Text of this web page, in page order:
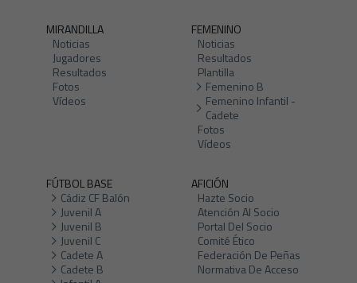
MIRANDILLA
Noticias
Jugadores
Resultados
Fotos
Vídeos
FEMENINO
Noticias
Resultados
Plantilla
Femenino B
Femenino Infantil -
Cadete
Fotos
Vídeos
FÚTBOL BASE
Cádiz CF Balón
Juvenil A
Juvenil B
Juvenil C
Cadete A
Cadete B
AFICIÓN
Hazte Socio
Atención Al Socio
Portal Del Socio
Comité Ético
Federación De Peñas
Normativa De Acceso